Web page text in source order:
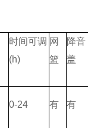
时间可调
(h)
网
篮
降音
盖
0-24 有 有